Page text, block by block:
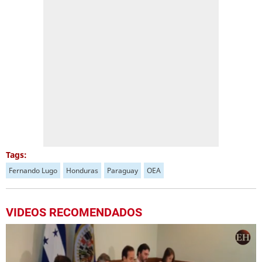
Tags:
Fernando Lugo Honduras Paraguay OEA
VIDEOS RECOMENDADOS